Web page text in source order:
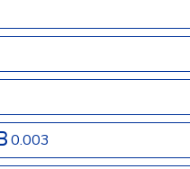
0.003